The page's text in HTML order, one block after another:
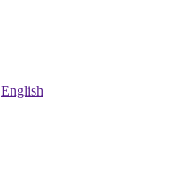
English